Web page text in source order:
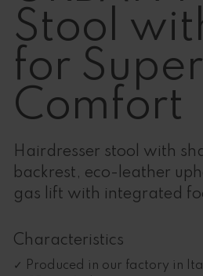
Stool
for
Comfort
Hairdresser stool with
backrest, eco-leather
gas lift with integrated
Characteristics
Produced in our factory in